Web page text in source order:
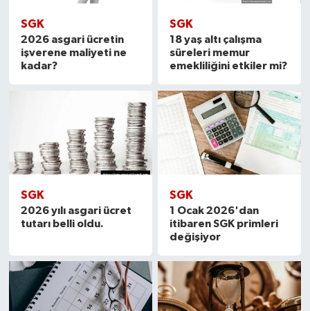
SGK
2026 asgari ücretin
işverene maliyeti ne
kadar?
SGK
18 yaş altı çalışma
süreleri memur
emekliliğini etkiler mi?
SGK
2026 yılı asgari ücret
tutarı belli oldu.
SGK
1 Ocak 2026'dan
itibaren SGK primleri
değişiyor